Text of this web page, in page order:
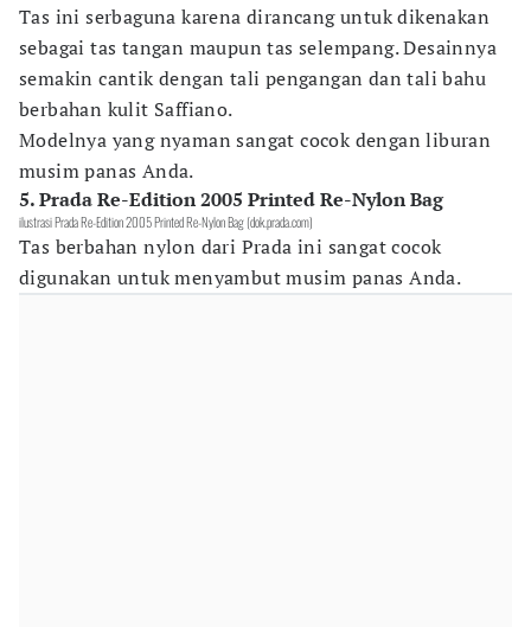
Tas ini serbaguna karena dirancang untuk dikenakan
sebagai tas tangan maupun tas selempang. Desainnya
semakin cantik dengan tali pengangan dan tali bahu
berbahan kulit Saffiano.
Modelnya yang nyaman sangat cocok dengan liburan
musim panas Anda.
5. Prada Re-Edition 2005 Printed Re-Nylon Bag
ilustrasi Prada Re-Edition 2005 Printed Re-Nylon Bag (dok.prada.com)
Tas berbahan nylon dari Prada ini sangat cocok
digunakan untuk menyambut musim panas Anda.